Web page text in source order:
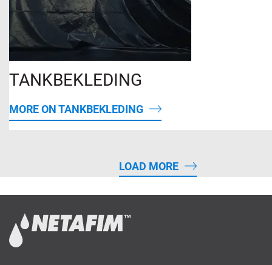
TANKBEKLEDING
MORE ON TANKBEKLEDING
LOAD MORE